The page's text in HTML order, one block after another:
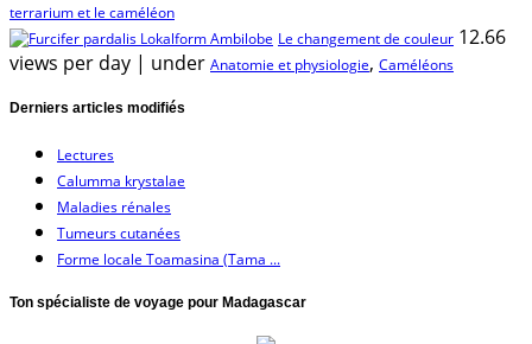
terrarium et le caméléon
Le changement de couleur 12.66
views per day | under Anatomie et physiologie, Caméléons
Derniers articles modifiés
Lectures
Calumma krystalae
Maladies rénales
Tumeurs cutanées
Forme locale Toamasina (Tama ...
Ton spécialiste de voyage pour Madagascar